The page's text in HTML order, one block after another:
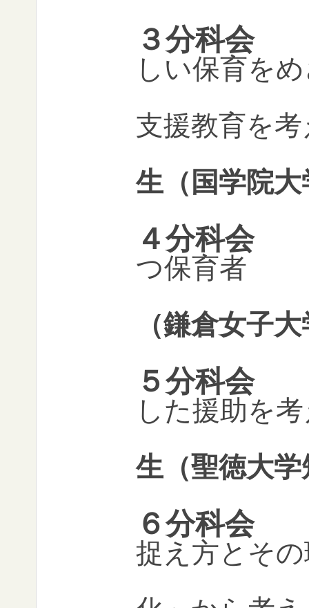
３分科会
しい保育を
支援教育を
生（国学院
４分科会
つ保育者
（鎌倉女子
５分科会
した援助を
生（聖徳大
６分科会
捉え方とそ